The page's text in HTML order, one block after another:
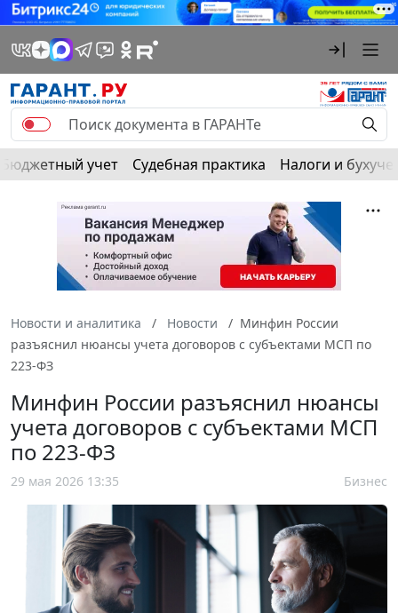
Бюджетный учет Судебная практика Налоги и
Новости и аналитика Новости
Минфин России
разъяснил нюансы учета договоров с субъектами МСП по
223-ФЗ
Минфин России разъяснил нюансы
учета договоров с субъектами МСП
по 223-ФЗ
29 мая 2026 13:35 Бизнес